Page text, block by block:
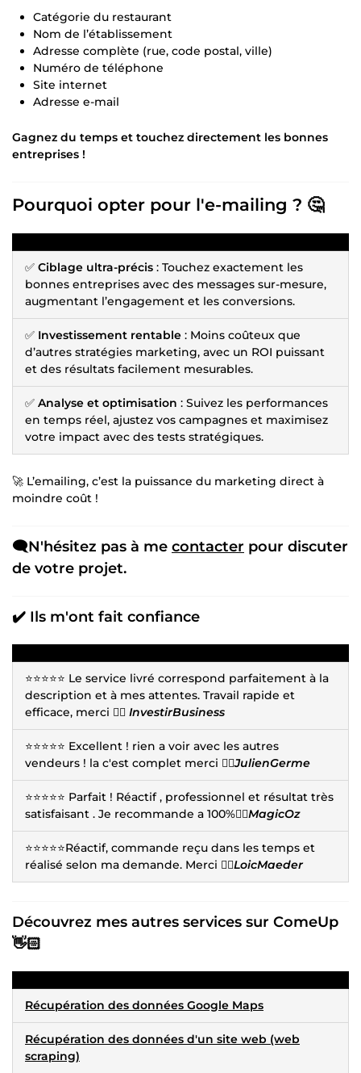
Catégorie du restaurant
Nom de l’établissement
Adresse complète (rue, code postal, ville)
Numéro de téléphone
Site internet
Adresse e-mail
Gagnez du temps et touchez directement les bonnes
entreprises !
Pourquoi opter pour l'e-mailing ? 🤔
✅ Ciblage ultra-précis : Touchez exactement les
bonnes entreprises avec des messages sur-mesure,
augmentant l’engagement et les conversions.
✅ Investissement rentable : Moins coûteux que
d’autres stratégies marketing, avec un ROI puissant
et des résultats facilement mesurables.
✅ Analyse et optimisation : Suivez les performances
en temps réel, ajustez vos campagnes et maximisez
votre impact avec des tests stratégiques.
🚀 L’emailing, c’est la puissance du marketing direct à
moindre coût !
🗨️N'hésitez pas à me contacter pour discuter
de votre projet.
✔️ Ils m'ont fait confiance
⭐⭐⭐⭐⭐ Le service livré correspond parfaitement à la
description et à mes attentes. Travail rapide et
efficace, merci 👍🏻 InvestirBusiness
⭐⭐⭐⭐⭐ Excellent ! rien a voir avec les autres
vendeurs ! la c'est complet merci 👍🏻JulienGerme
⭐⭐⭐⭐⭐ Parfait ! Réactif , professionnel et résultat très
satisfaisant . Je recommande a 100%👍🏻MagicOz
⭐⭐⭐⭐⭐Réactif, commande reçu dans les temps et
réalisé selon ma demande. Merci 👍🏻LoicMaeder
Découvrez mes autres services sur ComeUp
👋🏻
Récupération des données Google Maps
Récupération des données d'un site web (web
scraping)